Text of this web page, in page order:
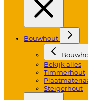
Bouwhout
Bekijk alles
Timmerhout
Steigerhout